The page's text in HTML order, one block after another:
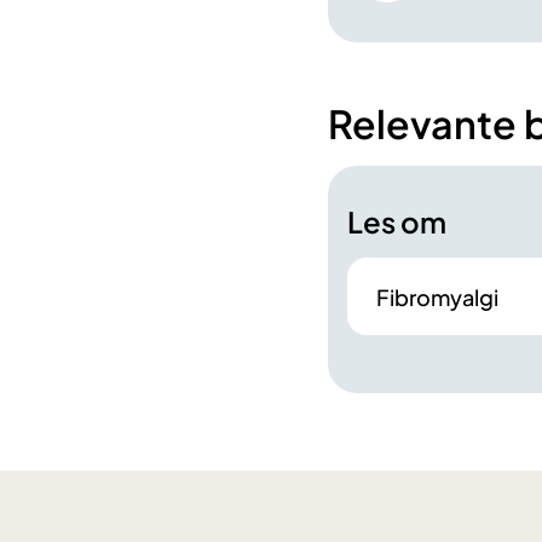
Relevante
Les om
Fibromyalgi